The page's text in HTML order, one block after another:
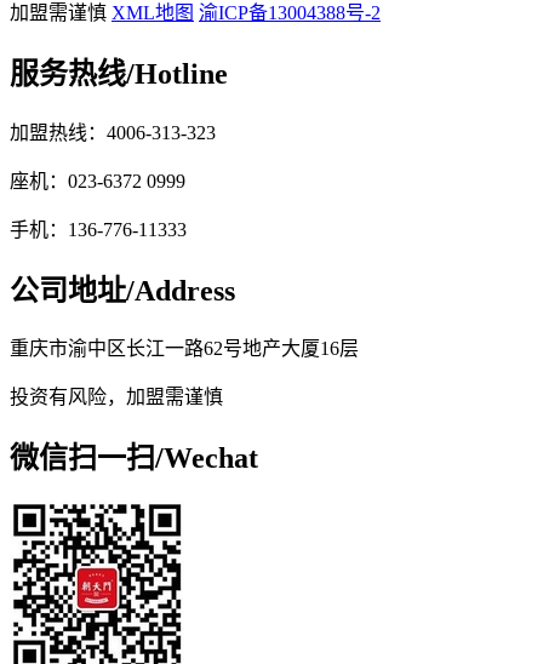
加盟需谨慎 XML地图 渝ICP备13004388号-2
服务热线/Hotline
加盟热线：4006-313-323
座机：023-6372 0999
手机：136-776-11333
公司地址/Address
重庆市渝中区长江一路62号地产大厦16层
投资有风险，加盟需谨慎
微信扫一扫/Wechat